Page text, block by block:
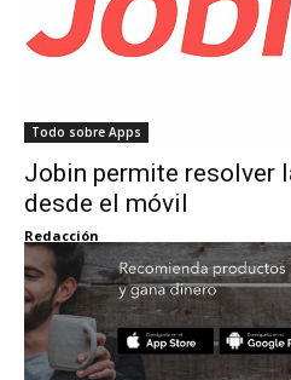
Todo sobre Apps
Jobin permite resolver
desde el móvil
Redacción